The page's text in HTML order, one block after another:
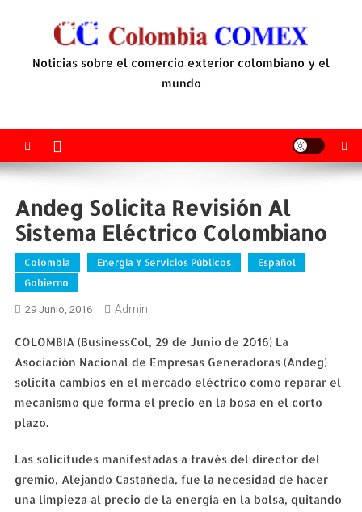
Noticias sobre el comercio exterior colombiano y el
mundo
Andeg Solicita Revisión Al
Sistema Eléctrico Colombiano
Colombia Energía Y Servicios Públicos
Español
Gobierno
29 Junio, 2016 Admin
COLOMBIA (BusinessCol, 29 de Junio de 2016) La
Asociación Nacional de Empresas Generadoras (Andeg)
solicita cambios en el mercado eléctrico como reparar el
mecanismo que forma el precio en la bosa en el corto
plazo.
Las solicitudes manifestadas a través del director del
gremio, Alejando Castañeda, fue la necesidad de hacer
una limpieza al precio de la energía en la bolsa, quitando